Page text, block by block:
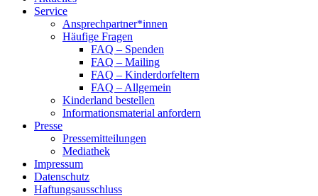
Service
Ansprechpartner*innen
Häufige Fragen
FAQ – Spenden
FAQ – Mailing
FAQ – Kinderdorfeltern
FAQ – Allgemein
Kinderland bestellen
Informationsmaterial anfordern
Presse
Pressemitteilungen
Mediathek
Impressum
Datenschutz
Haftungsausschluss